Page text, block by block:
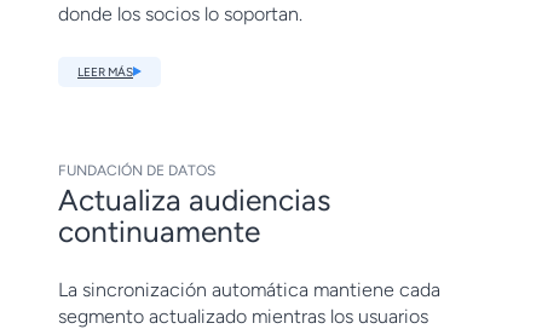
donde los socios lo soportan.
LEER MÁS
FUNDACIÓN DE DATOS
Actualiza audiencias
continuamente
La sincronización automática mantiene cada
segmento actualizado mientras los usuarios